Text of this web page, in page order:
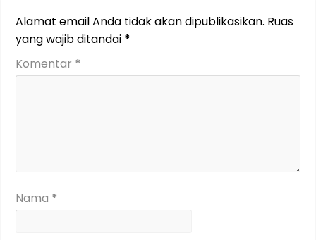
Alamat email Anda tidak akan dipublikasikan. Ruas
yang wajib ditandai *
Komentar *
Nama *